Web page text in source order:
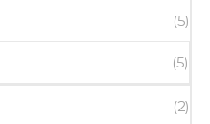
(5)
(5)
(2)